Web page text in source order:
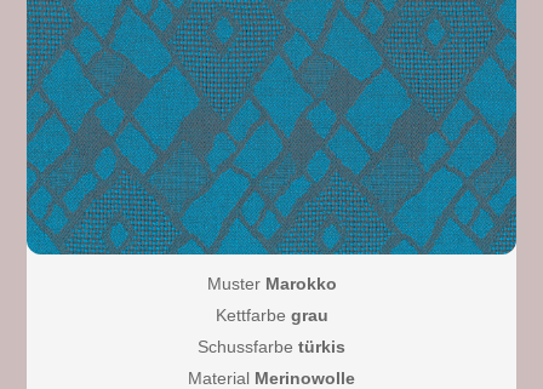
Muster Marokko
Kettfarbe grau
Schussfarbe türkis
Material Merinowolle